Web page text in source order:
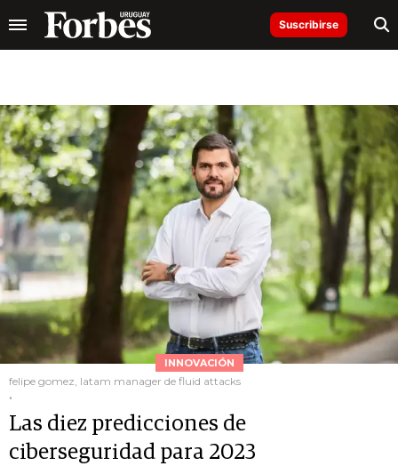
Suscribirse
INNOVACIÓN
felipe gomez, latam manager de fluid attacks
.
Las diez predicciones de
ciberseguridad para 2023